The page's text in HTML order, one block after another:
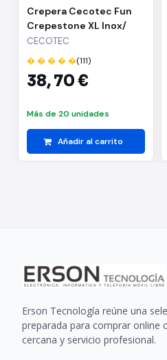
Crepera Cecotec Fun
Crepestone XL Inox/
1350W/ Ø38cm
CECOTEC
� � � � �(111)
38,70 €
Más de 20 unidades
Añadir al carrito
Erson Tecnología reúne una
preparada para comprar online
cercana y servicio profesional.